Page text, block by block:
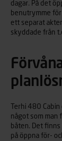
dagar. På det
benutrymme
ett separat
skyddade från
Terhi 480
något som man
båten. Det
på öppna för-